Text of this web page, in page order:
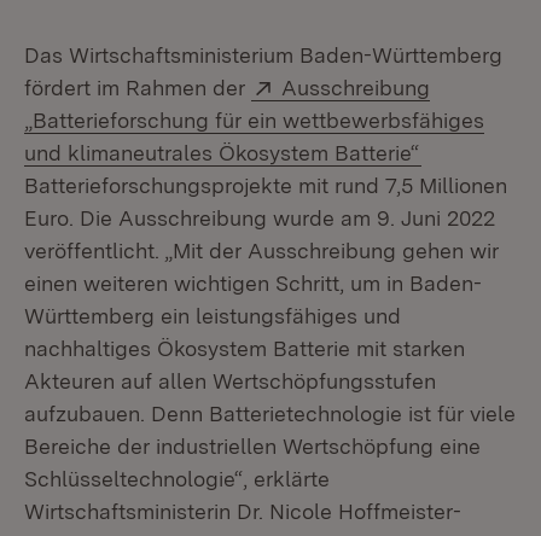
Das Wirtschaftsministerium Baden-Württemberg
fördert im Rahmen der
Extern:
Ausschreibung
„Batterieforschung für ein wettbewerbsfähiges
und klimaneutrales Ökosystem Batterie“
Batterieforschungsprojekte mit rund 7,5 Millionen
Euro. Die Ausschreibung wurde am 9. Juni 2022
veröffentlicht. „Mit der Ausschreibung gehen wir
einen weiteren wichtigen Schritt, um in Baden-
Württemberg ein leistungsfähiges und
nachhaltiges Ökosystem Batterie mit starken
Akteuren auf allen Wertschöpfungsstufen
aufzubauen. Denn Batterietechnologie ist für viele
Bereiche der industriellen Wertschöpfung eine
Schlüsseltechnologie“, erklärte
Wirtschaftsministerin Dr. Nicole Hoffmeister-